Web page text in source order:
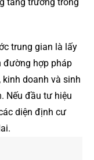
trung gian là lấy
đường hợp pháp
doanh và sinh
Nếu đầu tư hiệu
diện định cư